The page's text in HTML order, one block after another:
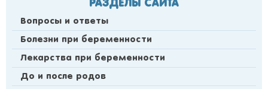
РАЗДЕЛЫ САЙТА
Вопросы и ответы
Болезни при беременности
Лекарства при беременности
До и после родов